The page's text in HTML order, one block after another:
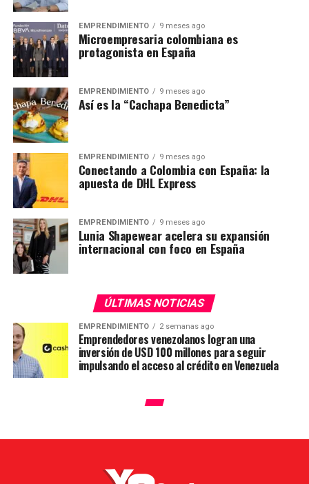
EMPRENDIMIENTO 9 meses ago
Microempresaria colombiana es
protagonista en España
EMPRENDIMIENTO 9 meses ago
Así es la “Cachapa Benedicta”
EMPRENDIMIENTO 9 meses ago
Conectando a Colombia con España: la
apuesta de DHL Express
EMPRENDIMIENTO 9 meses ago
Lunia Shapewear acelera su expansión
internacional con foco en España
ÚLTIMAS NOTICIAS
EMPRENDIMIENTO 2 semanas ago
Emprendedores venezolanos logran una
inversión de USD 100 millones para seguir
impulsando el acceso al crédito en Venezuela